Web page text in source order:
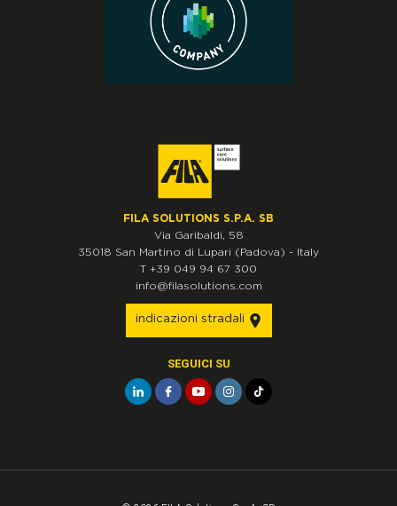
FILA SOLUTIONS S.P.A. SB
Via Garibaldi, 58
35018 San Martino di Lupari (Padova) - Italy
T +39 049 94 67 300
info@filasolutions.com
indicazioni stradali
SEGUICI SU